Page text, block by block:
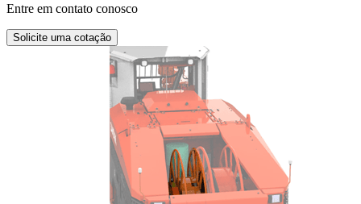
Entre em contato conosco
Solicite uma cotação